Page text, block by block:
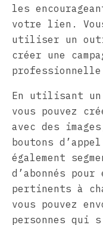
les
votre lien.
utiliser un
créer une
En utilisant un
vous pouvez
avec des
boutons
également
d’abonnés
pertinents à
vous pouvez
personnes qui